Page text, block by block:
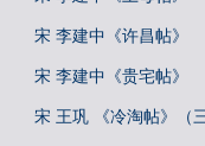
宋 李建中《许昌帖》
宋 李建中《贵宅帖》
宋 王巩 《冷淘帖》（